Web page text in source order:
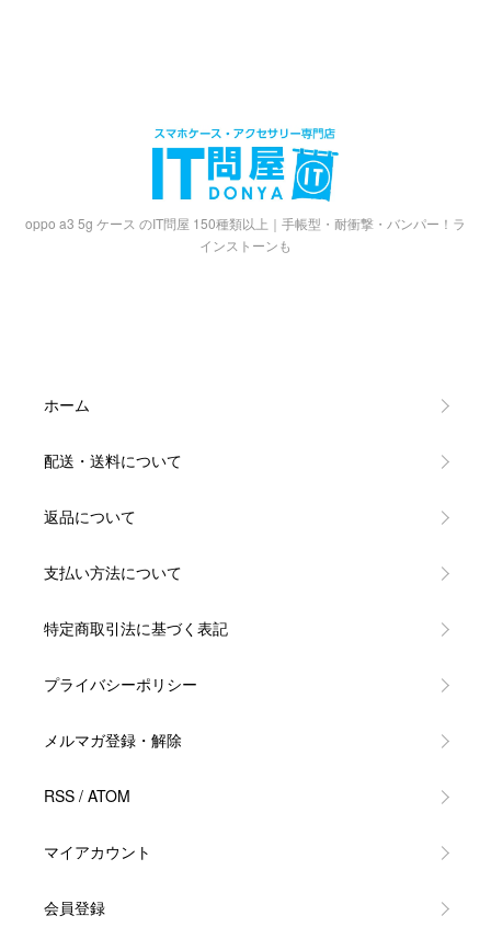
oppo a3 5g ケース のIT問屋 150種類以上｜手帳型・耐衝撃・バンパー！ラ
インストーンも
ホーム
配送・送料について
返品について
支払い方法について
特定商取引法に基づく表記
プライバシーポリシー
メルマガ登録・解除
RSS / ATOM
マイアカウント
会員登録